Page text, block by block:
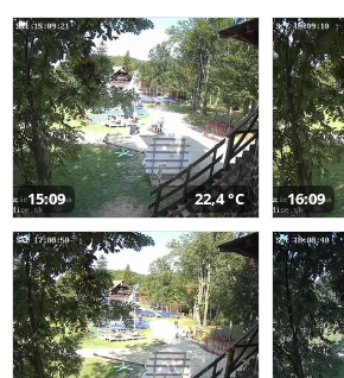
15:09 22,4 °C 16:09